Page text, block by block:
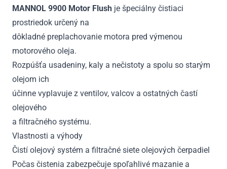
MANNOL 9900 Motor Flush je špeciálny čistiaci
prostriedok určený na
dôkladné preplachovanie motora pred výmenou
motorového oleja.
Rozpúšťa usadeniny, kaly a nečistoty a spolu so starým
olejom ich
účinne vyplavuje z ventilov, valcov a ostatných častí
olejového
a filtračného systému.
Vlastnosti a výhody
Čistí olejový systém a filtračné siete olejových čerpadiel
Počas čistenia zabezpečuje spoľahlivé mazanie a